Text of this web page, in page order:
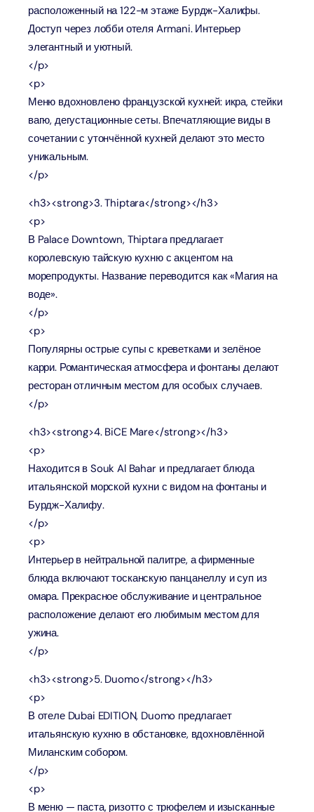
расположенный на 122-м этаже Бурдж-Халифы.
Доступ через лобби отеля Armani. Интерьер
элегантный и уютный.
</p>
<p>
Меню вдохновлено французской кухней: икра, стейки
вагю, дегустационные сеты. Впечатляющие виды в
сочетании с утончённой кухней делают это место
уникальным.
</p>
<h3><strong>3. Thiptara</strong></h3>
<p>
В Palace Downtown, Thiptara предлагает
королевскую тайскую кухню с акцентом на
морепродукты. Название переводится как «Магия на
воде».
</p>
<p>
Популярны острые супы с креветками и зелёное
карри. Романтическая атмосфера и фонтаны делают
ресторан отличным местом для особых случаев.
</p>
<h3><strong>4. BiCE Mare</strong></h3>
<p>
Находится в Souk Al Bahar и предлагает блюда
итальянской морской кухни с видом на фонтаны и
Бурдж-Халифу.
</p>
<p>
Интерьер в нейтральной палитре, а фирменные
блюда включают тосканскую панцанеллу и суп из
омара. Прекрасное обслуживание и центральное
расположение делают его любимым местом для
ужина.
</p>
<h3><strong>5. Duomo</strong></h3>
<p>
В отеле Dubai EDITION, Duomo предлагает
итальянскую кухню в обстановке, вдохновлённой
Миланским собором.
</p>
<p>
В меню — паста, ризотто с трюфелем и изысканные